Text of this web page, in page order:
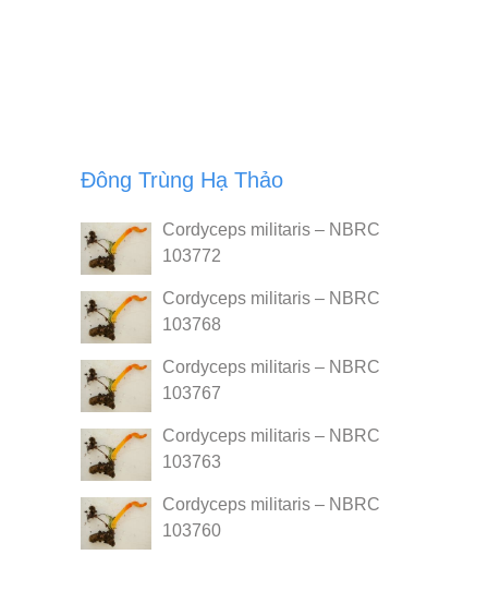
Đông Trùng Hạ Thảo
Cordyceps militaris – NBRC
103772
Cordyceps militaris – NBRC
103768
Cordyceps militaris – NBRC
103767
Cordyceps militaris – NBRC
103763
Cordyceps militaris – NBRC
103760